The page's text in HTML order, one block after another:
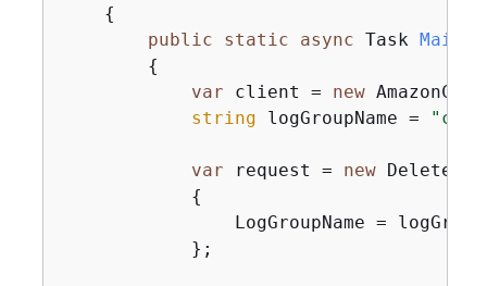
{
public
static async Task Main
{
var client = new
string logGroupName =
var request = new
{
LogGroupName =
            };